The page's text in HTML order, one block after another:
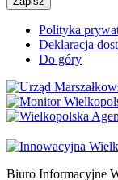
Polityka
Deklaracja
Do góry
Biuro Informacyjne